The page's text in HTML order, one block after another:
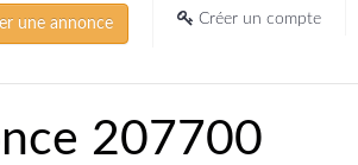
une annonce Créer un compte
207700